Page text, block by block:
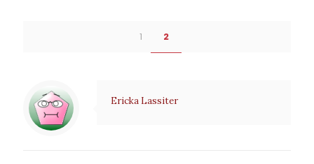
1 2
Ericka Lassiter